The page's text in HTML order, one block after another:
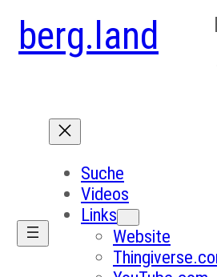
berg.land
Suche
Videos
Links
Website